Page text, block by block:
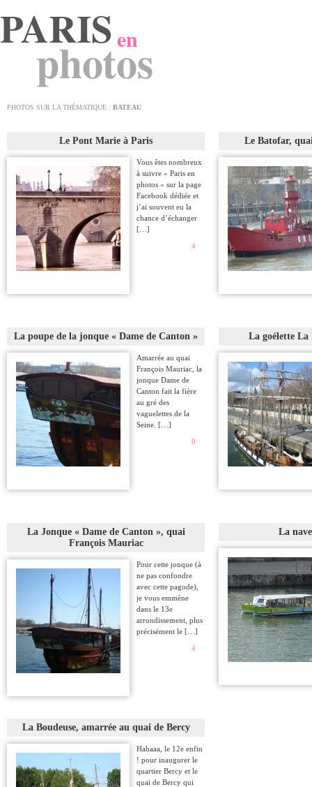
PARISen
photos
PHOTOS SUR LA THÉMATIQUE : BATEAU
Le Pont Marie à Paris
Vous êtes nombreux
à suivre « Paris en
photos » sur la page
Facebook dédiée et
j’ai souvent eu la
chance d’échanger
[…]
4
Le Batofar,
La poupe de la jonque « Dame de Canton »
Amarrée au quai
François Mauriac, la
jonque Dame de
Canton fait la fière
au gré des
vaguelettes de la
Seine. […]
0
La goélette La
La Jonque « Dame de Canton », quai
François Mauriac
Pour cette jonque (à
ne pas confondre
avec cette pagode),
je vous emmène
dans le 13e
arrondissement, plus
précisément le […]
4
La
La Boudeuse, amarrée au quai de Bercy
Hahaaa, le 12e enfin
! pour inaugurer le
quartier Bercy et le
quai de Bercy qui